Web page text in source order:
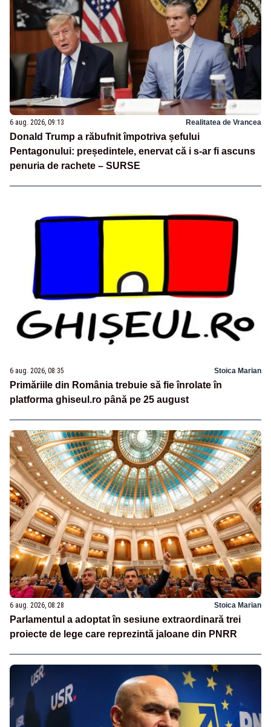
6 aug. 2026, 09:13 Realitatea de Vrancea
Donald Trump a răbufnit împotriva șefului
Pentagonului: președintele, enervat că i s-ar fi ascuns
penuria de rachete – SURSE
6 aug. 2026, 08:35 Stoica Marian
Primăriile din România trebuie să fie înrolate în
platforma ghiseul.ro până pe 25 august
6 aug. 2026, 08:28 Stoica Marian
Parlamentul a adoptat în sesiune extraordinară trei
proiecte de lege care reprezintă jaloane din PNRR